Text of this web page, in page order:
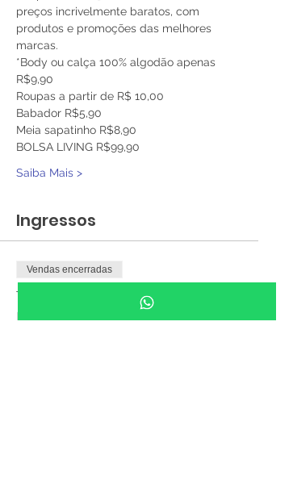
preços incrivelmente baratos, com
produtos e promoções das melhores
marcas.
*Body ou calça 100% algodão apenas
R$9,90
Roupas a partir de R$ 10,00
Babador R$5,90
Meia sapatinho R$8,90
BOLSA LIVING R$99,90
Saiba Mais >
Ingressos
Vendas encerradas
Tipo de ingresso
ENTRADA GRATUITA - 8h às